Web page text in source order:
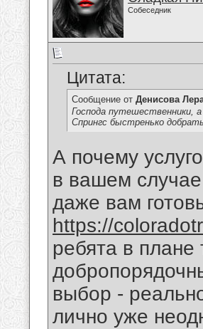
Собеседник
Цитата:
Сообщение от Денисова
Господа путешественники,
Спрингс быстренько
А почему
в вашем
даже вам
https://
ребята в
выбор -
лично уже